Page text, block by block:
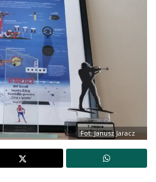
Fot. Janusz Jaracz